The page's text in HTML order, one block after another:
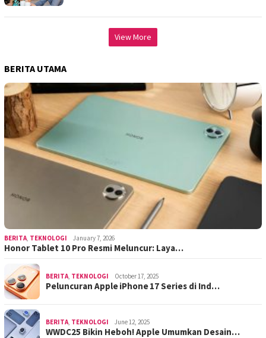
View More
BERITA UTAMA
BERITA TEKNOLOGI January 7, 2026
Honor Tablet 10 Pro Resmi Meluncur: Laya…
BERITA TEKNOLOGI October 17, 2025
Peluncuran Apple iPhone 17 Series di Ind…
BERITA TEKNOLOGI June 12, 2025
WWDC25 Bikin Heboh! Apple Umumkan Desain…